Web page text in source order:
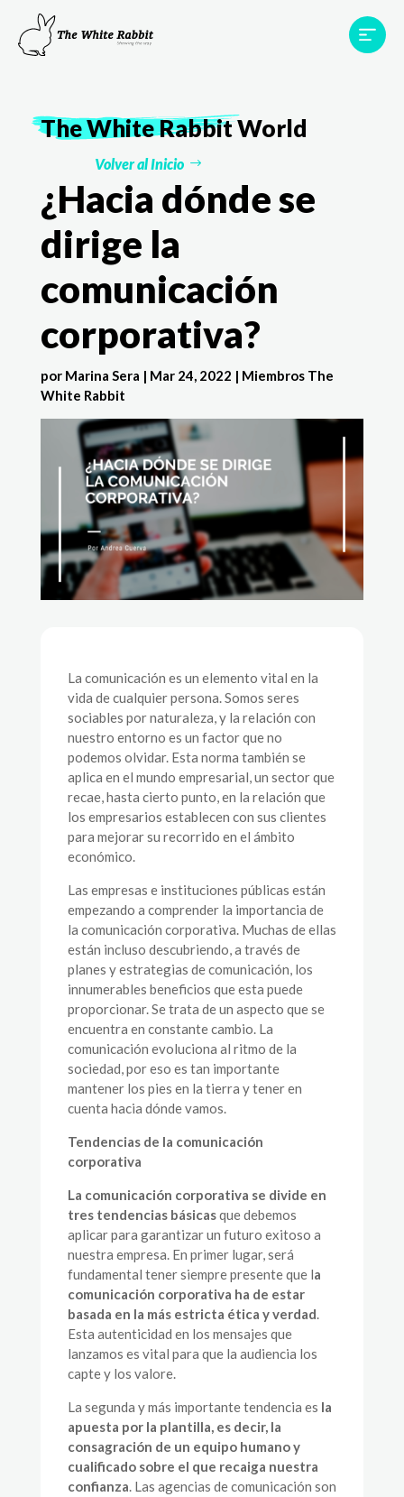
Proyectos
Testimonios
TWR World
The White RabbitWorld
Volver al Inicio
¿Hacia dónde se
dirige la
comunicación
corporativa?
por Marina Sera | Mar 24, 2022 | Miembros The
White Rabbit
La comunicación es un elemento vital en la
vida de cualquier persona. Somos seres
sociables por naturaleza, y la relación con
nuestro entorno es un factor que no
podemos olvidar. Esta norma también se
aplica en el mundo empresarial, un sector que
recae, hasta cierto punto, en la relación que
los empresarios establecen con sus clientes
para mejorar su recorrido en el ámbito
económico.
Las empresas e instituciones públicas están
empezando a comprender la importancia de
la comunicación corporativa. Muchas de ellas
están incluso descubriendo, a través de
planes y estrategias de comunicación, los
innumerables beneficios que esta puede
proporcionar. Se trata de un aspecto que se
encuentra en constante cambio. La
comunicación evoluciona al ritmo de la
sociedad, por eso es tan importante
mantener los pies en la tierra y tener en
cuenta hacia dónde vamos.
Tendencias de la comunicación
corporativa
La comunicación corporativa se divide en
tres tendencias básicasque debemos
aplicar para garantizar un futuro exitoso a
nuestra empresa. En primer lugar, será
fundamental tener siempre presente que la
comunicación corporativa ha de estar
basada en la más estricta ética y verdad.
Esta autenticidad en los mensajes que
lanzamos es vital para que la audiencia los
capte y los valore.
La segunda y más importante tendencia es la
apuesta por la plantilla, es decir, la
consagración de un equipo humano y
cualificado sobre el que recaiga nuestra
confianza. Las agencias de comunicación son